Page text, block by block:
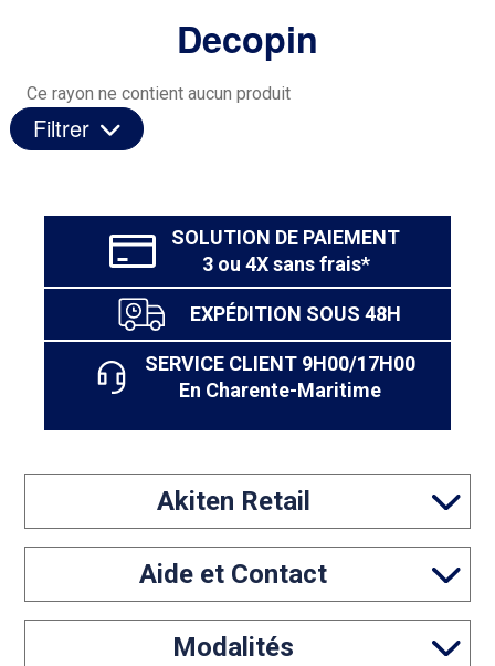
Decopin
Ce rayon ne contient aucun produit
Filtrer
SOLUTION DE PAIEMENT
3 ou 4X sans frais*
EXPÉDITION SOUS 48H
SERVICE CLIENT 9H00/17H00
En Charente-Maritime
Akiten Retail
Aide et Contact
Modalités